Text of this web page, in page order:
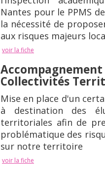
Nantes pour le PPMS
la nécessité de
aux risques majeurs
voir la fiche
Collectivités
Mise en place d'un
à destination des
territoriales afin de
problématique des
sur notre territoire
voir la fiche